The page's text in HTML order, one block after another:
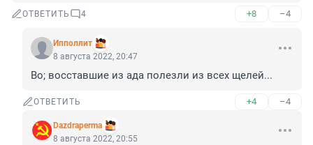
ОТВЕТИТЬ 4 +8 –4
Ипполлит
8 августа 2022, 20:47
Во; восставшие из ада полезли из всех щелей...
ОТВЕТИТЬ +4 –4
Dazdraperma
8 августа 2022, 20:55